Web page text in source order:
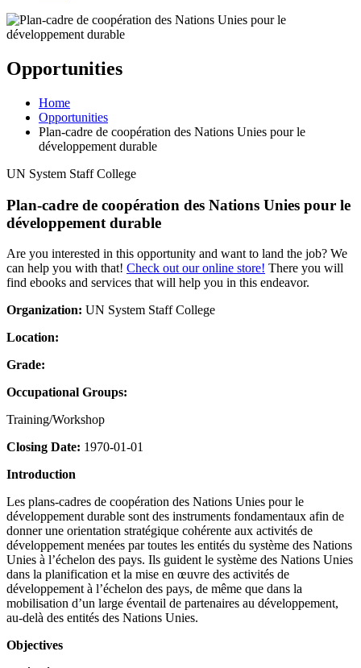
Opportunities
Home
Opportunities
Plan-cadre de coopération des Nations Unies pour le
développement durable
UN System Staff College
Plan-cadre de coopération des Nations Unies pour le
développement durable
Are you interested in this opportunity and want to land the job? We
can help you with that! Check out our online store! There you will
find ebooks and services that will help you in this endeavor.
Organization: UN System Staff College
Location:
Grade:
Occupational Groups:
Training/Workshop
Closing Date: 1970-01-01
Introduction
Les plans-cadres de coopération des Nations Unies pour le
développement durable sont des instruments fondamentaux afin de
donner une orientation stratégique cohérente aux activités de
développement menées par toutes les entités du système des Nations
Unies à l’échelon des pays. Ils guident le système des Nations Unies
dans la planification et la mise en œuvre des activités de
développement à l’échelon des pays, de même que dans la
mobilisation d’un large éventail de partenaires au développement,
au-delà des entités des Nations Unies.
Objectives